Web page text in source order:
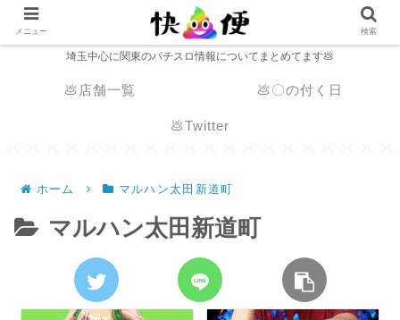
埼玉中心に関東のパチスロ情報についてまとめてます💩
💩店舗一覧 💩〇の付く日
💩Twitter
ホーム マルハン太田新道町
マルハン太田新道町
メニュー 検索